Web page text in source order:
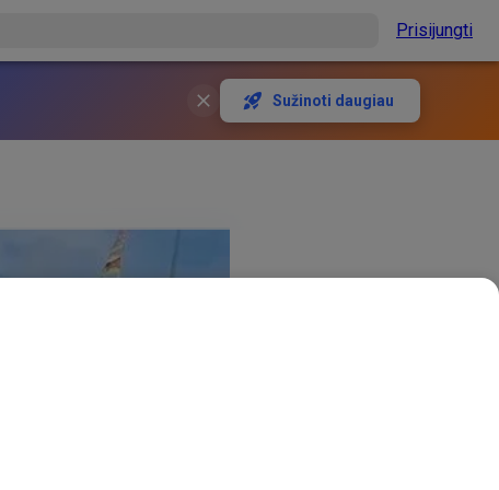
Prisijungti
Sužinoti daugiau